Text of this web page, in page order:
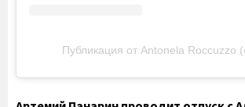
Публикация от Antonela Roccuzzo